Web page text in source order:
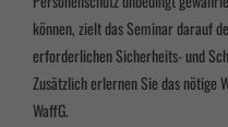
können, zielt das Seminar darauf
erforderlichen Sicherheits- und
Zusätzlich erlernen Sie das nötige
WaffG.